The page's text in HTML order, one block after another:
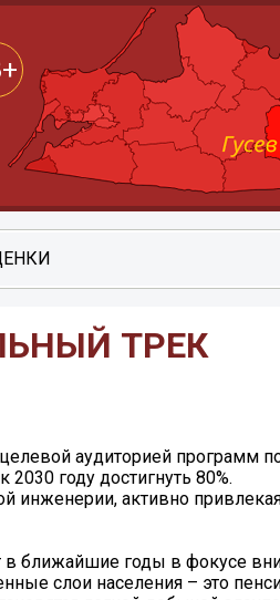
ТРЕК
аудиторией программ
году достигнуть 80%.
инженерии, активно
в ближайшие годы в фокусе
слои населения – это